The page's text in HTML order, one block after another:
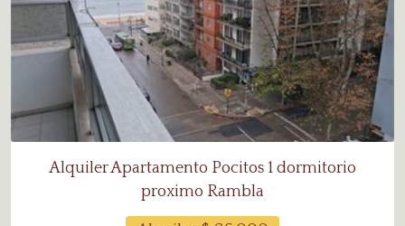
Alquiler Apartamento Pocitos 1 dormitorio
proximo Rambla